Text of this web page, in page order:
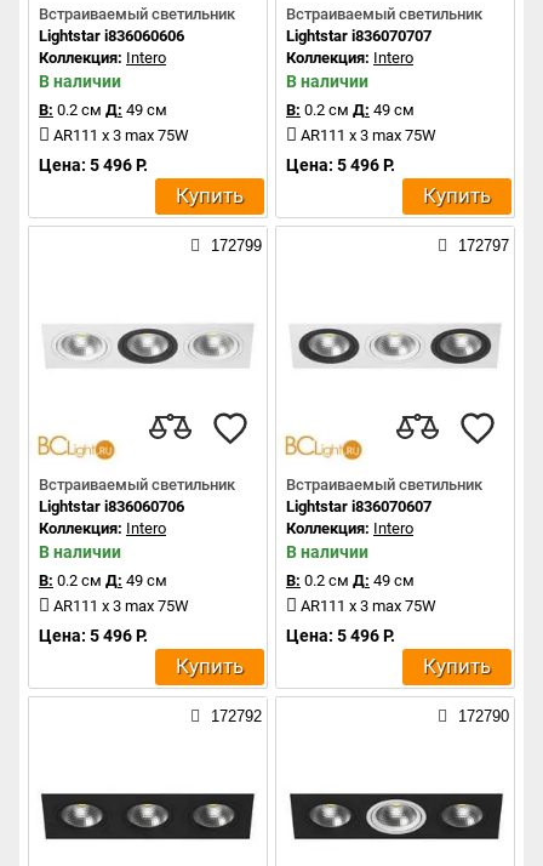
Встраиваемый светильник
Lightstar i836060606
Коллекция: Intero
В наличии
В: 0.2 см Д: 49 см
AR111 x 3 max 75W
Цена: 5 496 Р.
Купить
Встраиваемый светильник
Lightstar i836070707
Коллекция: Intero
В наличии
В: 0.2 см Д: 49 см
AR111 x 3 max 75W
Цена: 5 496 Р.
Купить
172799
Встраиваемый светильник
Lightstar i836060706
Коллекция: Intero
В наличии
В: 0.2 см Д: 49 см
AR111 x 3 max 75W
Цена: 5 496 Р.
Купить
172797
Встраиваемый светильник
Lightstar i836070607
Коллекция: Intero
В наличии
В: 0.2 см Д: 49 см
AR111 x 3 max 75W
Цена: 5 496 Р.
Купить
172792 172790